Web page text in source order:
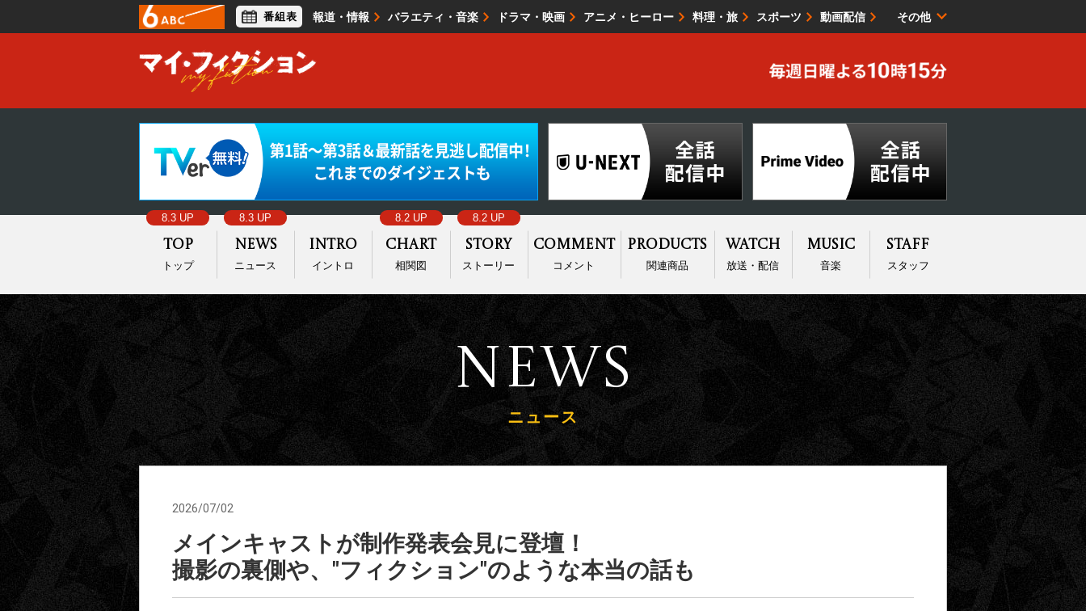
報道・情報 バラエティ・音楽 ドラマ・映画 アニメ・ヒーロー 料理・旅 スポーツ 動画配信
番組表 その他
Top
トップ
8.3 UP
News
ニュース
8.3 UP
Intro
イントロ
Chart
相関図
8.2 UP
Story
ストーリー
8.2 UP
Comment
コメント
Products
関連商品
Watch
放送・配信
Music
音楽
Staff
スタッフ
News
ニュース
2026/07/02
メインキャストが制作発表会見に登壇！
撮影の裏側や、"フィクション"のような本当の話も